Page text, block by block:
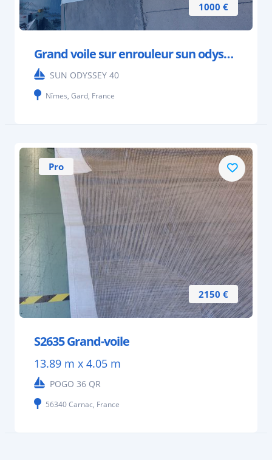
1000 €
Grand voile sur enrouleur sun odyssey 40
SUN ODYSSEY 40
Nîmes, Gard, France
2150 €
Pro
S2635 Grand-voile
13.89 m x 4.05 m
POGO 36 QR
56340 Carnac, France